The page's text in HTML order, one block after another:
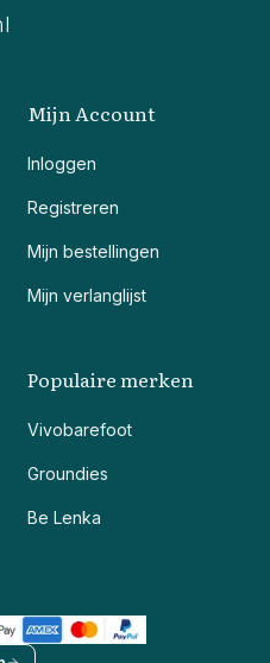
Mijn Account
Inloggen
Registreren
Mijn bestellingen
Mijn verlanglijst
Populaire merken
Vivobarefoot
Groundies
Be Lenka